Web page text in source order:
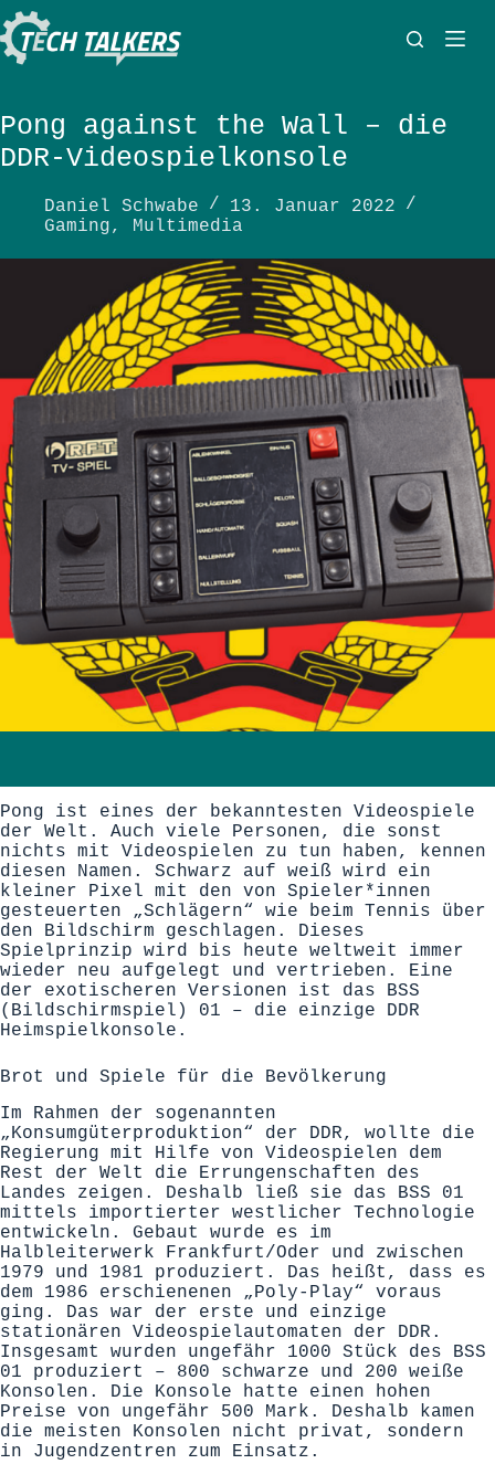
Zum
Inhalt
springen
Pong against the Wall – die
DDR-Videospielkonsole
Daniel Schwabe
13. Januar 2022
Gaming, Multimedia
Pong ist eines der bekanntesten Videospiele
der Welt. Auch viele Personen, die sonst
nichts mit Videospielen zu tun haben, kennen
diesen Namen. Schwarz auf weiß wird ein
kleiner Pixel mit den von Spieler*innen
gesteuerten „Schlägern“ wie beim Tennis über
den Bildschirm geschlagen. Dieses
Spielprinzip wird bis heute weltweit immer
wieder neu aufgelegt und vertrieben. Eine
der exotischeren Versionen ist das BSS
(Bildschirmspiel) 01 – die einzige DDR
Heimspielkonsole.
Brot und Spiele für die Bevölkerung
Im Rahmen der sogenannten
„Konsumgüterproduktion“ der DDR, wollte die
Regierung mit Hilfe von Videospielen dem
Rest der Welt die Errungenschaften des
Landes zeigen. Deshalb ließ sie das BSS 01
mittels importierter westlicher Technologie
entwickeln. Gebaut wurde es im
Halbleiterwerk Frankfurt/Oder und zwischen
1979 und 1981 produziert. Das heißt, dass es
dem 1986 erschienenen „Poly-Play“ voraus
ging. Das war der erste und einzige
stationären Videospielautomaten der DDR.
Insgesamt wurden ungefähr 1000 Stück des BSS
01 produziert – 800 schwarze und 200 weiße
Konsolen. Die Konsole hatte einen hohen
Preise von ungefähr 500 Mark. Deshalb kamen
die meisten Konsolen nicht privat, sondern
in Jugendzentren zum Einsatz.